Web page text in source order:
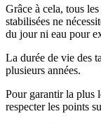
Grâce à cela, tous
stabilisées ne
du jour ni eau pour
La durée de vie des
plusieurs années.
Pour garantir la plus
respecter les points